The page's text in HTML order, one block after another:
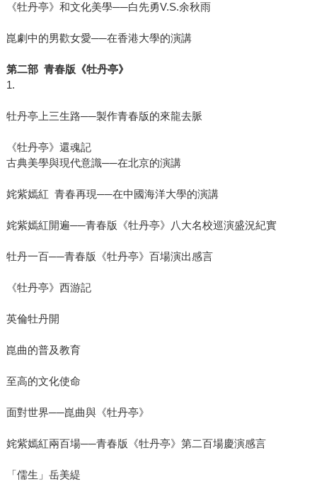
《牡丹亭》和文化美學──白先勇V.S.余秋雨
崑劇中的男歡女愛──在香港大學的演講
第二部 青春版《牡丹亭》
1.
牡丹亭上三生路──製作青春版的來龍去脈
《牡丹亭》還魂記
古典美學與現代意識──在北京的演講
姹紫嫣紅 青春再現──在中國海洋大學的演講
姹紫嫣紅開遍──青春版《牡丹亭》八大名校巡演盛況紀實
牡丹一百──青春版《牡丹亭》百場演出感言
《牡丹亭》西游記
英倫牡丹開
崑曲的普及教育
至高的文化使命
面對世界──崑曲與《牡丹亭》
姹紫嫣紅兩百場──青春版《牡丹亭》第二百場慶演感言
「儒生」岳美緹